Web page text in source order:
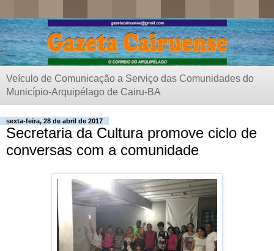
Veículo de Comunicação a Serviço das Comunidades do
Município-Arquipélago de Cairu-BA
sexta-feira, 28 de abril de 2017
Secretaria da Cultura promove ciclo de
conversas com a comunidade